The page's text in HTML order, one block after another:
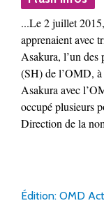
...Le 2 juillet
apprenaient avec
Asakura, l’un des
(SH) de l’OMD, à
Asakura avec
occupé plusieurs
Direction de la
Édition: OMD